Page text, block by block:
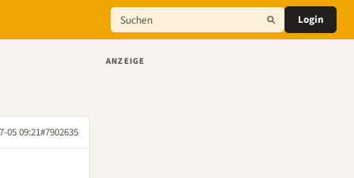
Login
05 09:21#7902635
ANZEIGE